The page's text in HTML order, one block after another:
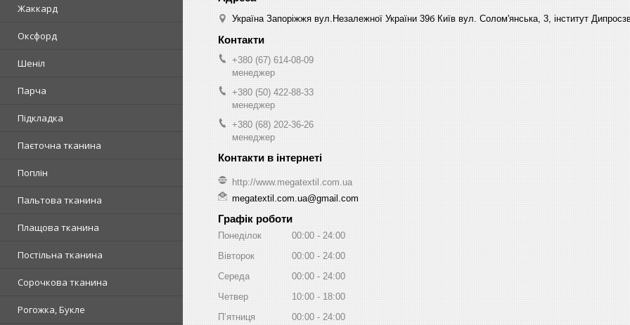
Жаккард
Оксфорд
Шеніл
Парча
Підкладка
Паєточна тканина
Поплін
Пальтова тканина
Плащова тканина
Постільна тканина
Сорочкова тканина
Рогожка, Букле
Україна Запоріжжя вул.Незалежної України 39б Київ вул. Солом'янська, 3, інститут
+380 (67) 614-08-09
менеджер
+380 (50) 422-88-33
менеджер
+380 (68) 202-36-26
менеджер
http://www.megatextil.com.ua
megatextil.com.ua@gmail.com
Графік роботи
Понеділок 00:00
24:00
Вівторок
00:00
24:00
Середа
00:00
24:00
Четвер
10:00
18:00
Пʼятниця
00:00
24:00